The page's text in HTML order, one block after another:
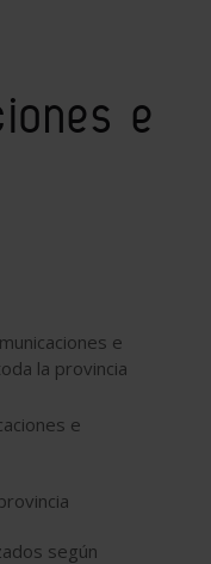
e
e
la provincia
e
según